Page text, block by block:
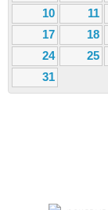
10
11
17
18
24
25
31